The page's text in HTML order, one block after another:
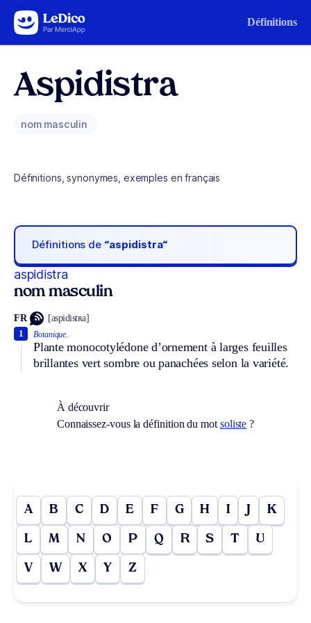
Aller au contenu Définitions
Aspidistra
nom masculin
Définitions, synonymes, exemples en français
Définitions de “aspidistra“
aspidistra
nom masculin
FR [aspidistʀa]
Botanique.
Plante monocotylédone d’ornement à larges feuilles
brillantes vert sombre ou panachées selon la variété.
1
À découvrir
Connaissez-vous la définition du mot soliste ?
A B C D E F G H I J K
L M N O P Q R S T U
V W X Y Z